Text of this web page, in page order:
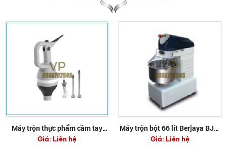
Máy trộn thực phẩm cầm tay
Sirman VORTEX 43
Giá:Liên hệ
Máy trộn bột 66 lít Berjaya BJY-
SM50D
Giá:Liên hệ